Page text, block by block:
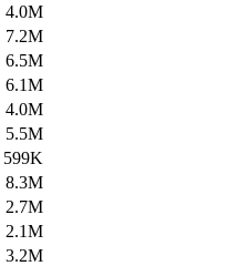
4.0M
7.2M
6.5M
6.1M
4.0M
5.5M
599K
8.3M
2.7M
2.1M
3.2M